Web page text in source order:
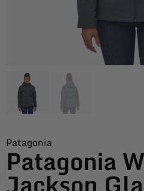
Patagonia
Patagonia